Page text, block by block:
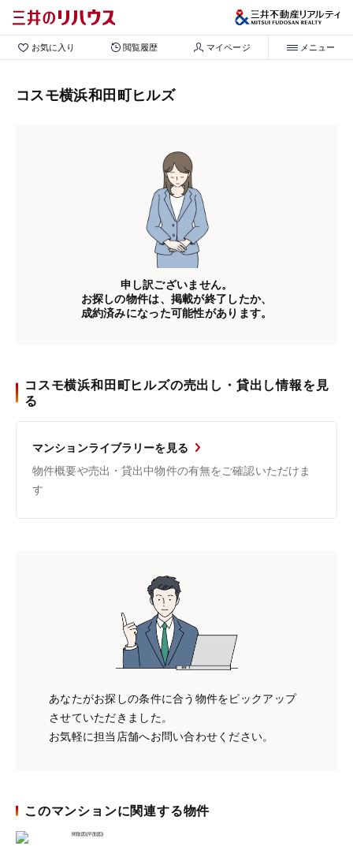
お気に入り 閲覧履歴 マイページ メニュー
コスモ横浜和田町ヒルズ
申し訳ございません。
お探しの物件は、掲載が終了したか、
成約済みになった可能性があります。
コスモ横浜和田町ヒルズの売出し・貸出し情報を見
る
マンションライブラリーを見る
物件概要や売出・貸出中物件の有無をご確認いただけま
す
あなたがお探しの条件に合う物件をピックアップ
させていただきました。
お気軽に担当店舗へお問い合わせください。
このマンションに関連する物件